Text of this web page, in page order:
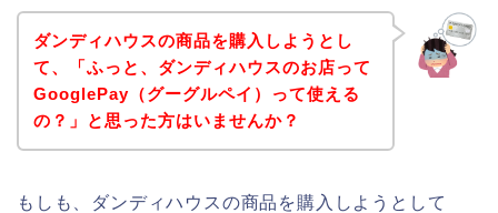
ダンディハウスの商品を購入しようとし
て、「ふっと、ダンディハウスのお店って
GooglePay（グーグルペイ）って使える
の？」と思った方はいませんか？
もしも、ダンディハウスの商品を購入しようとして